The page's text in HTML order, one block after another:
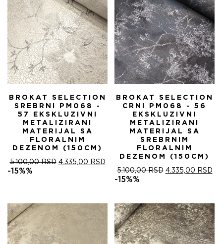
BROKAT SELECTION
SREBRNI PM068 -
57 EKSKLUZIVNI
METALIZIRANI
MATERIJAL SA
FLORALNIM
DEZENOM (150CM)
5.100,00RSD ОРИГИНАЛНА
4.335,00 RSDТРЕНУТНА
ЦЕНА
-15%%
BROKAT SELECTION
CRNI PM068 - 56
EKSKLUZIVNI
METALIZIRANI
MATERIJAL SA
SREBRNIM
FLORALNIM
DEZENOM (150CM)
5.100,00RSD ОРИГИНАЛНА
5.100,00 RSD.
4.335,00 RSD
-15%%